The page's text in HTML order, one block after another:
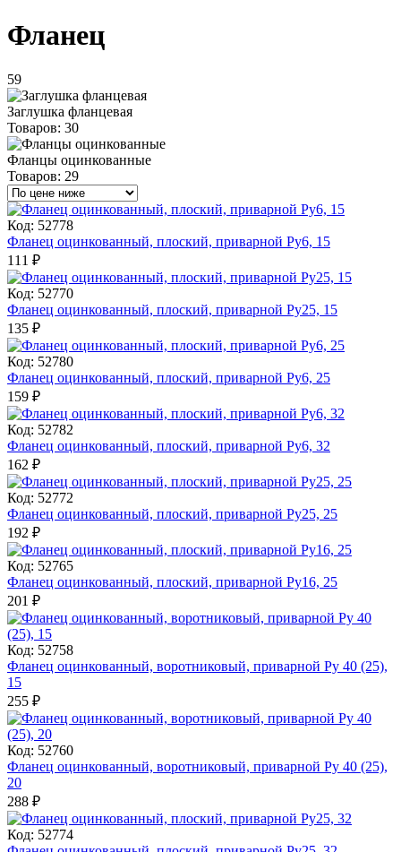
Фланец
59
Заглушка фланцевая
Товаров: 30
Фланцы оцинкованные
Товаров: 29
Код: 52778
Фланец оцинкованный, плоский, приварной Ру6, 15
111 ₽
Код: 52770
Фланец оцинкованный, плоский, приварной Ру25, 15
135 ₽
Код: 52780
Фланец оцинкованный, плоский, приварной Ру6, 25
159 ₽
Код: 52782
Фланец оцинкованный, плоский, приварной Ру6, 32
162 ₽
Код: 52772
Фланец оцинкованный, плоский, приварной Ру25, 25
192 ₽
Код: 52765
Фланец оцинкованный, плоский, приварной Ру16, 25
201 ₽
Код: 52758
Фланец оцинкованный, воротниковый, приварной Ру 40 (25),
15
255 ₽
Код: 52760
Фланец оцинкованный, воротниковый, приварной Ру 40 (25),
20
288 ₽
Код: 52774